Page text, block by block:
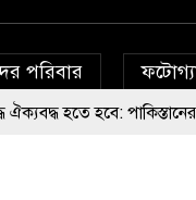
পরিবার
প্রতিরক্ষামন্ত্রী